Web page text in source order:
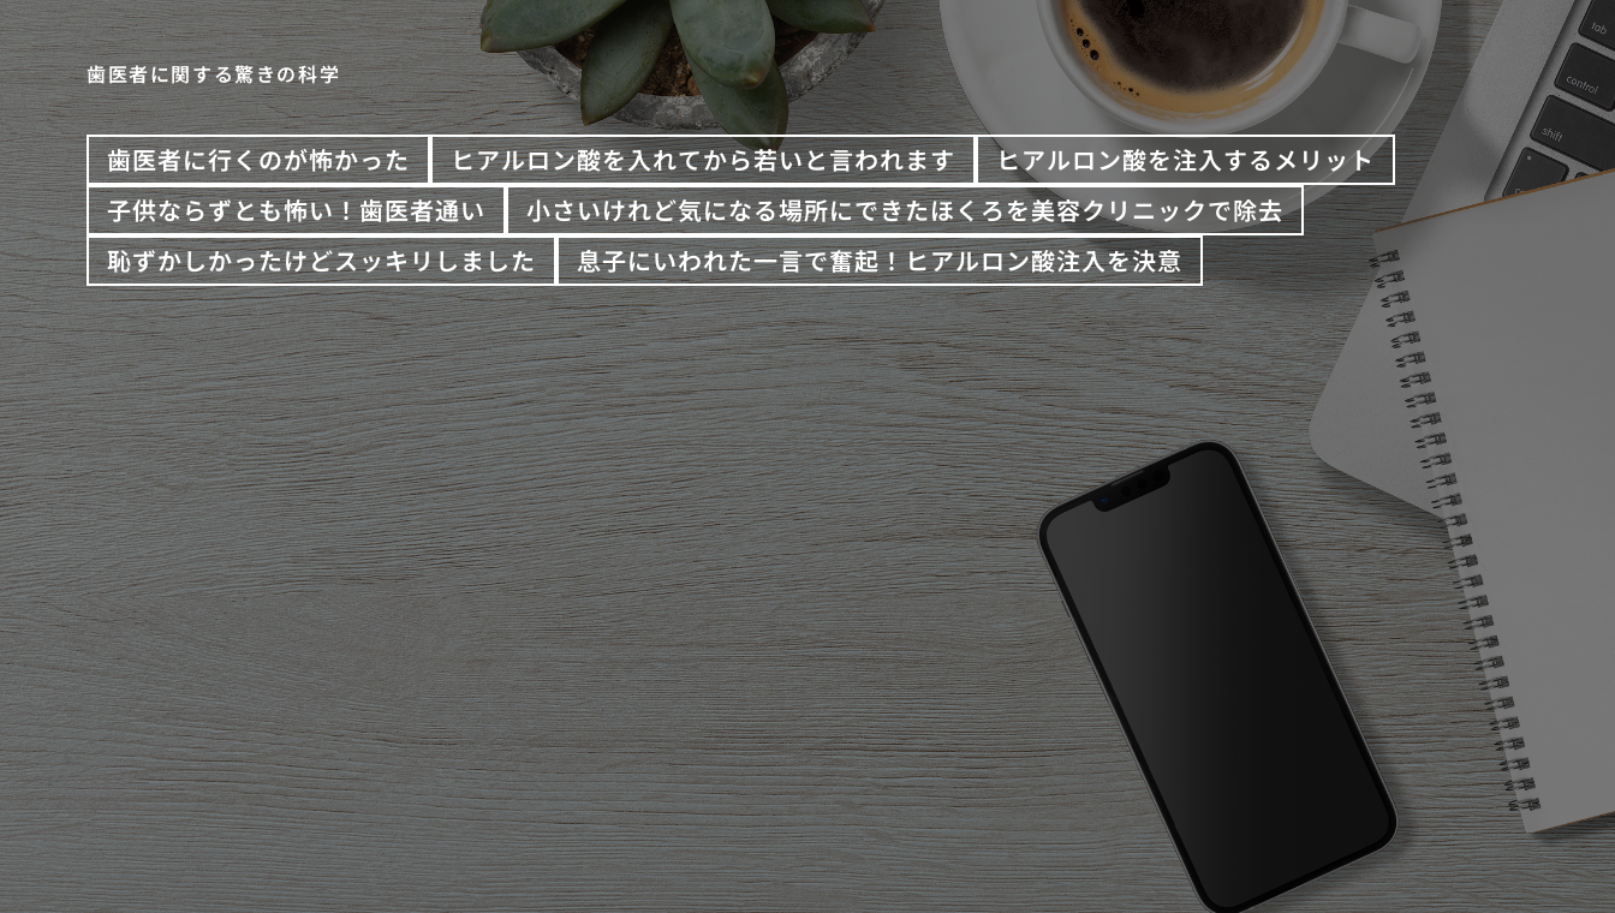
歯医者に関する驚きの科学
歯医者に行くのが怖かった ヒアルロン酸を入れてから若いと言われます
ヒアルロン酸を注入するメリット
子供ならずとも怖い！歯医者通い
小さいけれど気になる場所にできたほくろを美容クリニックで除去
恥ずかしかったけどスッキリしました
息子にいわれた一言で奮起！ヒアルロン酸注入を決意